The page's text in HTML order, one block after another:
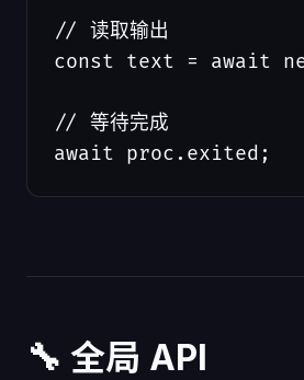
// 读取输出
const text = await
// 等待完成
await proc.exited;
🔧 全局 API